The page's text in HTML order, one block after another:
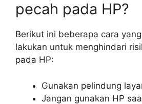
pecah pada HP?
Berikut ini beberapa cara
lakukan untuk menghindari
pada HP:
Gunakan pelindung
Jangan gunakan HP